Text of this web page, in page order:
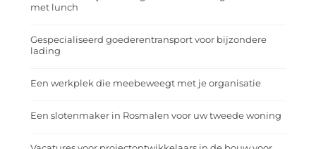
met lunch
Gespecialiseerd goederentransport voor bijzondere
lading
Een werkplek die meebeweegt met je organisatie
Een slotenmaker in Rosmalen voor uw tweede woning